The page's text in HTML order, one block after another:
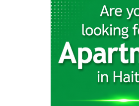
7480
Exotikay
7068
Scafa Interieur